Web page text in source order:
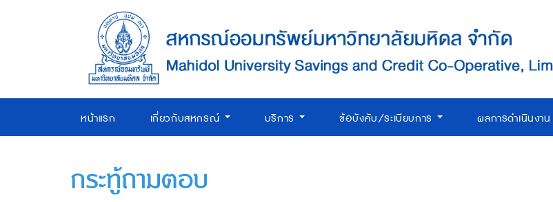
หน้าแรก เกี่ยวกับสหกรณ์ บริการ ข้อบังคับ/ระเบียบการ ผลการดำเนินงาน
กระทู้ถามตอบ